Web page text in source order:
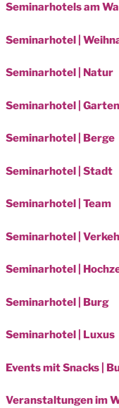
Seminarhotels am
Seminarhotel |
Seminarhotel | Natur
Seminarhotel | Garten
Seminarhotel | Berge
Seminarhotel | Stadt
Seminarhotel | Team
Seminarhotel |
Seminarhotel |
Seminarhotel | Burg
Seminarhotel | Luxus
Events mit Snacks |
Veranstaltungen im